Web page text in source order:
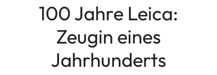
100 Jahre Leica:
Zeugin eines
Jahrhunderts